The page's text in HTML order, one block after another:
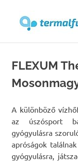
contentFLEXUM
A különböző
az úszósport
gyógyulásra
apróságok
gyógyulásra,